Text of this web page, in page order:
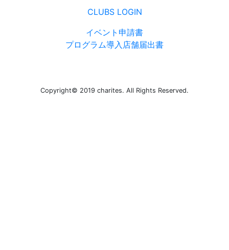
CLUBS LOGIN
イベント申請書
プログラム導入店舗届出書
Copyright© 2019 charites. All Rights Reserved.